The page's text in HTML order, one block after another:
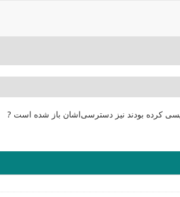
کرده بودند نیز دسترسی‌اشان باز شده است ?